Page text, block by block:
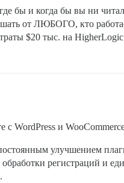
бы и когда бы вы ни
от ЛЮБОГО, кто
$20 тыс. на
WordPress и
улучшением
обработки регистраций и